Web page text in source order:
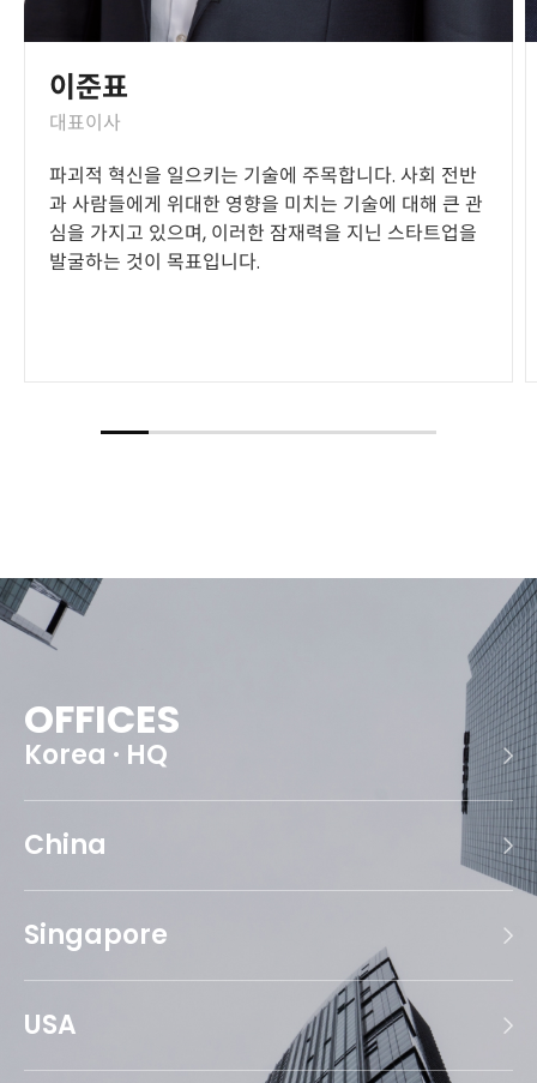
이준표
대표이사
파괴적 혁신을 일으키는 기술에 주목합니다. 사회 전반
과 사람들에게 위대한 영향을 미치는 기술에 대해 큰 관
심을 가지고 있으며, 이러한 잠재력을 지닌 스타트업을
발굴하는 것이 목표입니다.
OFFICES
Korea · HQ
China
Singapore
USA